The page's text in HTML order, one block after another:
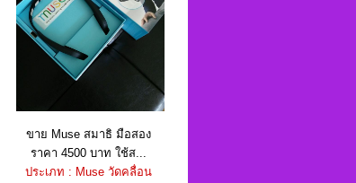
ขาย Muse สมาธิ มือสอง
ราคา 4500 บาท ใช้ส...
ประเภท : Muse วัดคลื่อน